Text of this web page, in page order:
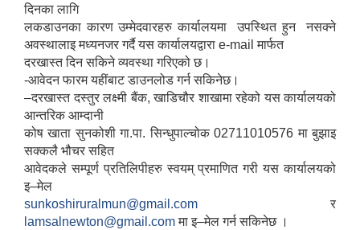
दिनका लागि
लकडाउनका कारण उम्मेदवारहरु कार्यालयमा उपस्थित हुन नसक्ने
अवस्थालाइ मध्यनजर गर्दै यस कार्यालयद्वारा e-mail मार्फत
दरखास्त दिन सकिने व्यवस्था गरिएको छ।
-आवेदन फारम यहींबाट डाउनलोड गर्न सकिनेछ।
–दरखास्त दस्तुर लक्ष्मी बैंक, खाडिचौर शाखामा रहेको यस कार्यालयको
आन्तरिक आम्दानी
कोष खाता सुनकोशी गा.पा. सिन्धुपाल्चोक 02711010576 मा बुझाइ
सक्कलै भौचर सहित
आवेदकले सम्पूर्ण प्रतिलिपीहरु स्वयम् प्रमाणित गरी यस कार्यालयको
इ–मेल
sunkoshiruralmun@gmail.com र
lamsalnewton@gmail.comमा इ–मेल गर्न सकिनेछ ।